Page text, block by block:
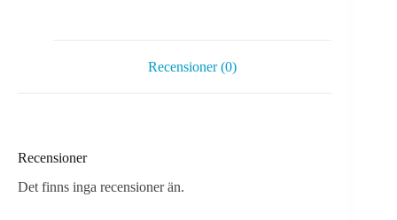
Recensioner (0)
Recensioner
Det finns inga recensioner än.